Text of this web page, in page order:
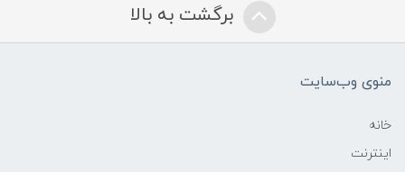
برگشت به بالا
منوی وب‌سایت
خانه
اینترنت